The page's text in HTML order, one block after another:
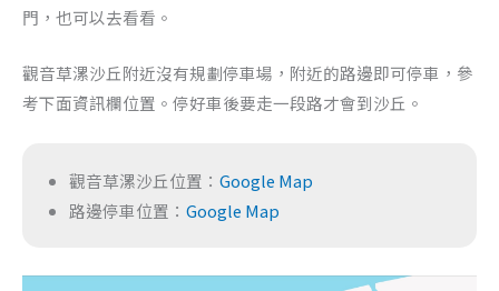
門，也可以去看看。
觀音草漯沙丘附近沒有規劃停車場，附近的路邊即可停車，參
考下面資訊欄位置。停好車後要走一段路才會到沙丘。
觀音草漯沙丘位置： Google Map
路邊停車位置： Google Map